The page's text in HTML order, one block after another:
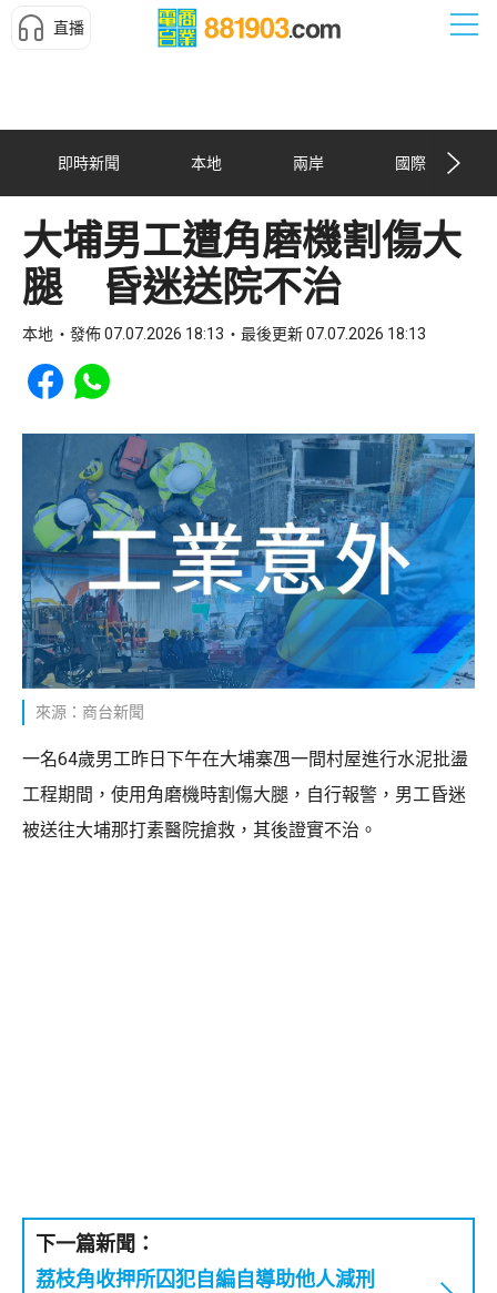
直播
即時新聞 本地 兩岸 國際
大埔男工遭角磨機割傷大
腿 昏迷送院不治
本地 發佈 07.07.2026 18:13 最後更新 07.07.2026 18:13
Share to Facebook
Share to WhatsApp
來源：商台新聞
一名64歲男工昨日下午在大埔寨乪一間村屋進行水泥批盪
工程期間，使用角磨機時割傷大腿，自行報警，男工昏迷
被送往大埔那打素醫院搶救，其後證實不治。
下一篇新聞：
荔枝角收押所囚犯自編自導助他人減刑